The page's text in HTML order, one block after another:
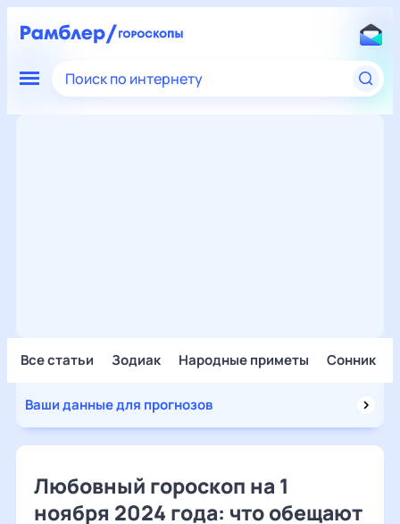
Поиск по интернету
Все статьи Зодиак Народные приметы Сонник
Ваши данные для прогнозов
Любовный гороскоп на 1
ноября 2024 года: что обещают